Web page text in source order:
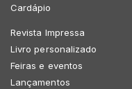
Cardápio
Revista Impressa
Livro personalizado
Feiras e eventos
Lançamentos